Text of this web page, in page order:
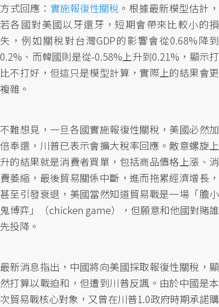
方式回應： 實施報復性關稅 。根據最新模型估計，
若各國對美國以牙還牙，短期會帶來比較小的損
失，例如關稅對台灣GDP的影響會從0.68%降到
0.2%、而韓國則是從-0.58%上升到0.21%，顯示打
比不打好，但這只是模型計算，實際上的結果會更
複雜。
不難想見，一旦各國實施報復性關稅，美國必然加
倍奉還，川普已表示會擴大稅率回應。敵意螺旋上
升的結果就是消費者買單，包括商品價格上漲、消
費萎縮，最後貿易關係中斷，進而拖累經濟增長，
甚至引發衰退，美國當然知道貿易戰是一場「膽小
鬼博弈」（chicken game），但願意和他國對賭誰
先投降。
最新消息指出，中國將向美國採取報復性關稅，顯
然打算以戰迫和，但遭到川普反諷。由於中國是本
次貿易戰核心對象，又曾在川普1.0政府時期承諾購